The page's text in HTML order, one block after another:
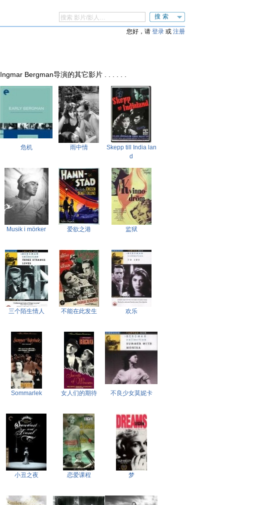
搜索
您好，请 登录 或 注册
Ingmar Bergman导演的其它影片 . . . . . .
危机 雨中情
Skepp till India lan
d
Musik i mörker 爱欲之港 监狱
三个陌生情人 不能在此发生 欢乐
Sommarlek 女人们的期待 不良少女莫妮卡
小丑之夜 恋爱课程 梦